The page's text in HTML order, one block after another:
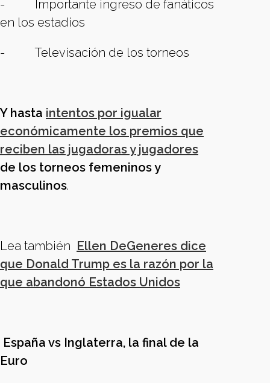
- Importante ingreso de fanáticos
en los estadios
- Televisación de los torneos
Y hasta intentos por igualar
económicamente los premios que
reciben las jugadoras y jugadores
de los torneos femeninos y
masculinos.
Lea también Ellen DeGeneres dice
que Donald Trump es la razón por la
que abandonó Estados Unidos
España vs Inglaterra, la final de la
Euro